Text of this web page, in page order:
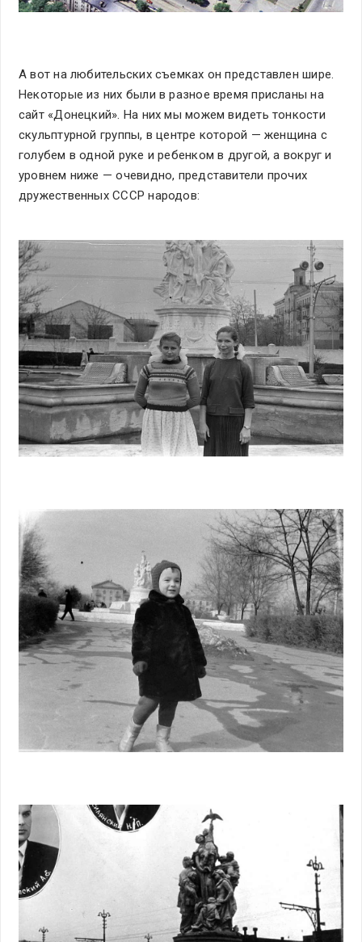
А вот на любительских съемках он представлен шире.
Некоторые из них были в разное время присланы на
сайт «Донецкий». На них мы можем видеть тонкости
скульптурной группы, в центре которой — женщина с
голубем в одной руке и ребенком в другой, а вокруг и
уровнем ниже — очевидно, представители прочих
дружественных СССР народов: